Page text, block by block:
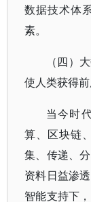
数据技术体
素。
（四）
使人类获得
当今时
算、区块链
集、传递、
资料日益渗
智能支持下